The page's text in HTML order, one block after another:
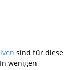
sind für diese
wenigen